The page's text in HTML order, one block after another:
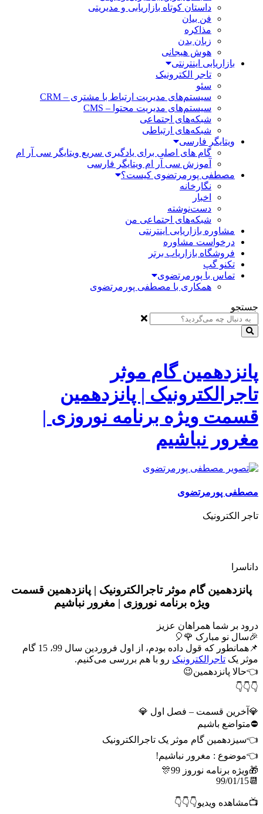
داستان کوتاه بازاریابی و مدیریتی
فن بیان
مذاکره
زبان بدن
هوش هیجانی
بازاریابی اینترنتی
تاجر الکترونیک
سئو
سیستم‌های مدیریت ارتباط با مشتری – CRM
سیستم‌های مدیریت محتوا – CMS
شبکه‌های اجتماعی
شبکه‌های ارتباطی
ویتایگر فارسی
گام های اصلی برای یادگیری سریع ویتایگر سی آر ام
آموزش سی آر ام ویتایگر فارسی
مصطفی پورمرتضوی کیست؟
نگارخانه
اخبار
دست‌نوشته
شبکه‌های اجتماعی من
مشاوره بازاریابی اینترنتی
درخواست مشاوره
فروشگاه بازاریاب برتر
تکنو گپ
تماس با پورمرتضوی
همکاری با مصطفی پورمرتضوی
جستجو
پانزدهمین گام موثر
تاجرالکترونیک | پانزدهمین
قسمت ویژه برنامه نوروزی |
مغرور نباشیم
مصطفی پورمرتضوی
تاجر الکترونیک
داناسرا
پانزدهمین گام موثر تاجرالکترونیک | پانزدهمین قسمت
ویژه برنامه نوروزی | مغرور نباشیم
درود بر شما همراهان عزیز
🎉سال نو مبارک 🌹🎈
📌همانطور که قول داده بودم، از اول فروردین سال 99، 15 گام
موثر یک تاجرالکترونیک رو با هم بررسی می‌کنیم.
👈حالا پانزدهمین😉
👇👇👇
💎آخرین قسمت – فصل اول 💎
⛔متواضع باشیم
👈سیزدهمین گام موثر یک تاجرالکترونیک
👈موضوع : مغرور نباشیم!
🎁ویژه برنامه نوروز 99🎊
📆99/01/15
📺مشاهده ویدیو👇👇👇